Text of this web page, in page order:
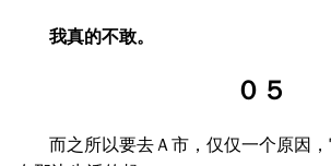
我真的不敢。
０５
而之所以要去Ａ市，仅仅一个原因